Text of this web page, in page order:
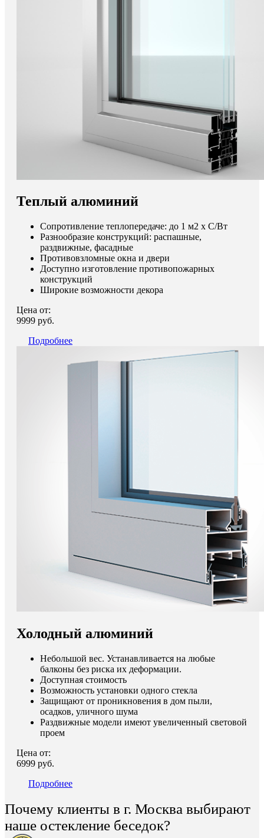
Теплый алюминий
Сопротивление теплопередаче: до 1 м2 х С/Вт
Разнообразие конструкций: распашные,
раздвижные, фасадные
Противовзломные окна и двери
Доступно изготовление противопожарных
конструкций
Широкие возможности декора
Цена от:
9999 руб.
Подробнее
Холодный алюминий
Небольшой вес. Устанавливается на любые
балконы без риска их деформации.
Доступная стоимость
Возможность установки одного стекла
Защищают от проникновения в дом пыли,
осадков, уличного шума
Раздвижные модели имеют увеличенный световой
проем
Цена от:
6999 руб.
Подробнее
Почему клиенты в г. Москва выбирают
наше остекление беседок?